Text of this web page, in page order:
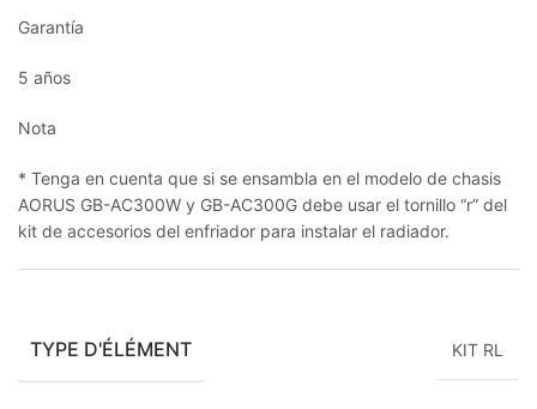
Garantía
5 años
Nota
* Tenga en cuenta que si se ensambla en el modelo de chasis
AORUS GB-AC300W y GB-AC300G debe usar el tornillo “r” del
kit de accesorios del enfriador para instalar el radiador.
TYPE D'ÉLÉMENT KIT RL